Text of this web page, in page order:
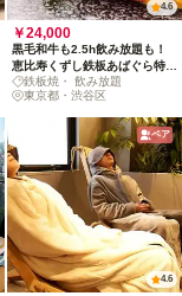
4.6
￥24,000
黒毛和牛も2.5h飲み放題も！
恵比寿くずし鉄板あばぐら特選
ペアディナー
鉄板焼・ 飲み放題
東京都・渋谷区
ペア
4.6